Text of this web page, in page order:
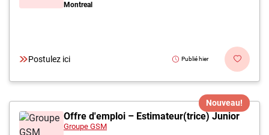
Montreal
Postulez ici Publié hier
Nouveau!
Offre d'emploi – Estimateur(trice) Junior
Groupe GSM